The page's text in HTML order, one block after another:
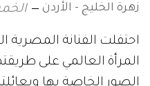
زهرة الخليج - الأردن الخميس 10
احتفلت الفنانة المصرية
المرأة العالمي على